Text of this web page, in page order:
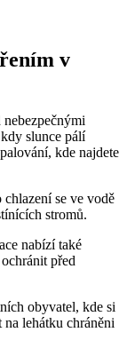
v
slunce pálí
kde najdete
se ve vodě
stromů.
nabízí také
před
obyvatel, kde si
na lehátku chráněni